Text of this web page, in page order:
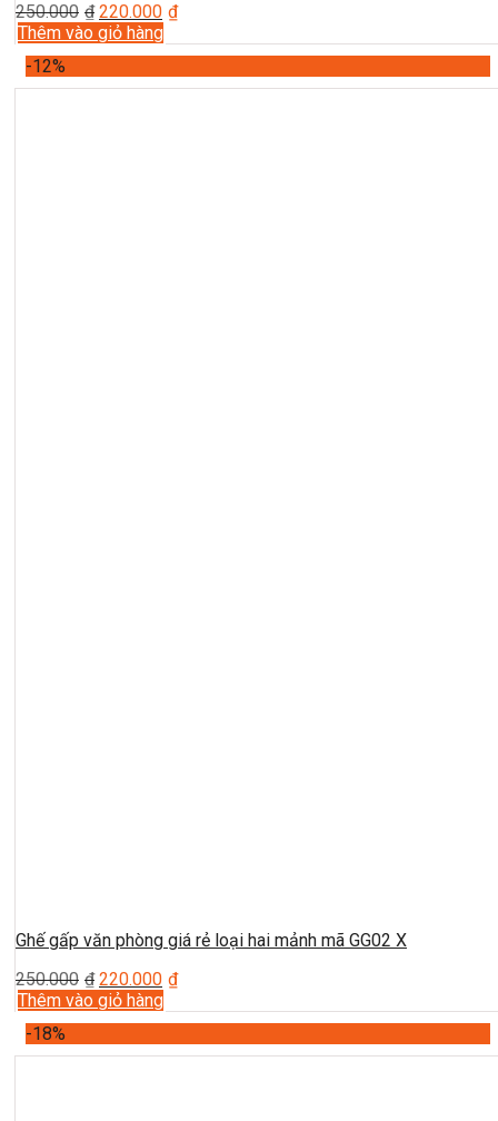
250.000 ₫ 220.000 ₫
Thêm vào giỏ hàng
-12%
Ghế gấp văn phòng giá rẻ loại hai mảnh mã GG02 X
250.000 ₫ 220.000 ₫
Thêm vào giỏ hàng
-18%